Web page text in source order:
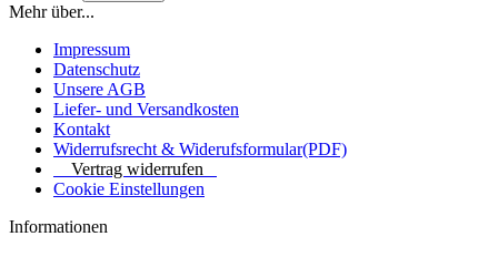
Mehr über...
Impressum
Datenschutz
Unsere AGB
Liefer- und Versandkosten
Kontakt
Widerrufsrecht & Widerufsformular(PDF)
Vertrag widerrufen
Cookie Einstellungen
Informationen